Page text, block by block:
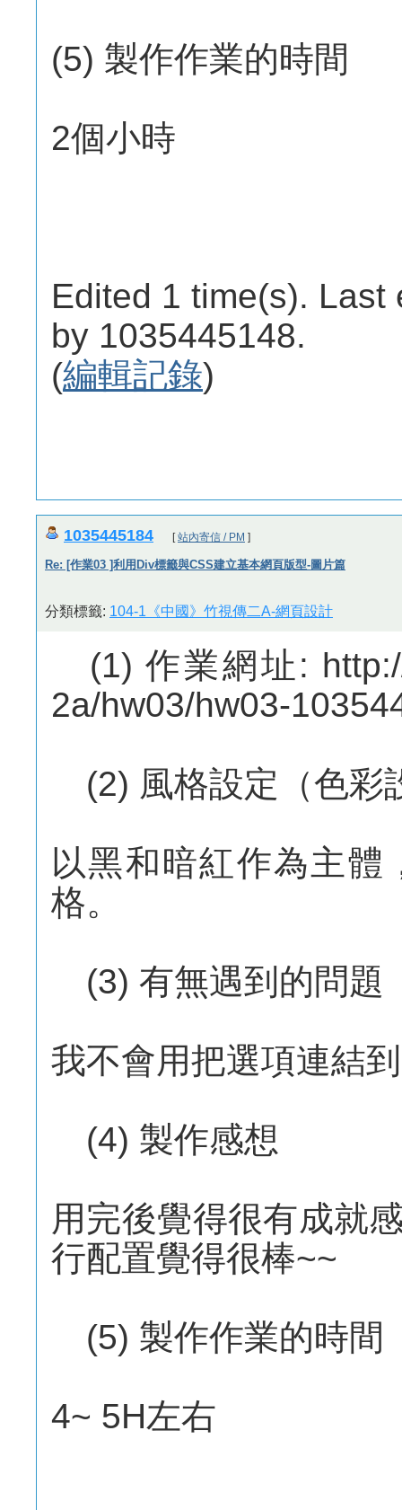
(5) 製作作業的時間
2個小時
Edited 1 time(s). Last
by 1035445148.
(編輯記錄)
1035445184 [站內寄信 / PM ]
Re: [作業03 ]利用Div標籤與CSS建立基本網頁版型-圖片篇
分類標籤: 104-1《中國》竹視傳二A-網頁設計
(1) 作業網址:
2a/hw03/hw03-
(2) 風格設定（色彩
以黑和暗紅作為主體
格。
(3) 有無遇到的問題
我不會用把選項連結
(4) 製作感想
用完後覺得很有成就
行配置覺得很棒~~
(5) 製作作業的時間
4~ 5H左右